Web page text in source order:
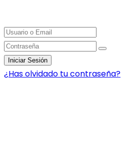
Iniciar Sesión
¿Has olvidado tu contraseña?